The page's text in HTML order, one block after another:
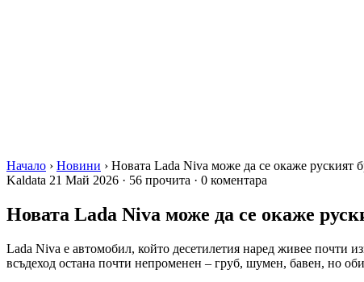
Начало › Новини › Новата Lada Niva може да се окаже руският
Kaldata 21 Май 2026 · 56 прочита · 0 коментара
Новата Lada Niva може да се окаже
Lada Niva е автомобил, който десетилетия наред живее почти
всъдеход остана почти непроменен – груб, шумен, бавен, но